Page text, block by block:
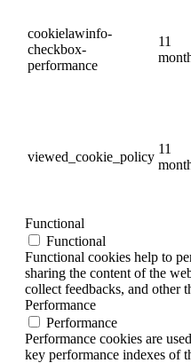
cookielawinfo-
checkbox-
performance
11
viewed_cookie_policy
11
Functional
Functional
Functional cookies help to
sharing the content of the
collect feedbacks, and other
Performance
Performance
Performance cookies are
key performance indexes of